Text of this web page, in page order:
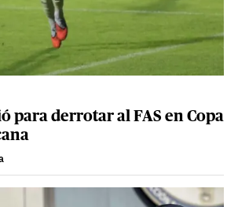
para derrotar al FAS en Copa